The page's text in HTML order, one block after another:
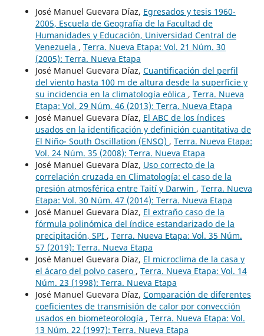
José Manuel Guevara Díaz, Egresados y tesis 1960-
2005, Escuela de Geografía de la Facultad de
Humanidades y Educación, Universidad Central de
Venezuela , Terra. Nueva Etapa: Vol. 21 Núm. 30
(2005): Terra. Nueva Etapa
José Manuel Guevara Díaz, Cuantificación del perfil
del viento hasta 100 m de altura desde la superficie y
su incidencia en la climatología eólica , Terra. Nueva
Etapa: Vol. 29 Núm. 46 (2013): Terra. Nueva Etapa
José Manuel Guevara Díaz, El ABC de los índices
usados en la identificación y definición cuantitativa de
El Niño- South Oscillation (ENSO) , Terra. Nueva Etapa:
Vol. 24 Núm. 35 (2008): Terra. Nueva Etapa
José Manuel Guevara Díaz, Uso correcto de la
correlación cruzada en Climatología: el caso de la
presión atmosférica entre Taití y Darwin , Terra. Nueva
Etapa: Vol. 30 Núm. 47 (2014): Terra. Nueva Etapa
José Manuel Guevara Díaz, El extraño caso de la
fórmula polinómica del índice estandarizado de la
precipitación, SPI , Terra. Nueva Etapa: Vol. 35 Núm.
57 (2019): Terra. Nueva Etapa
José Manuel Guevara Díaz, El microclima de la casa y
el ácaro del polvo casero , Terra. Nueva Etapa: Vol. 14
Núm. 23 (1998): Terra. Nueva Etapa
José Manuel Guevara Díaz, Comparación de diferentes
coeficientes de transmisión de calor por convección
usados en biometeorología , Terra. Nueva Etapa: Vol.
13 Núm. 22 (1997): Terra. Nueva Etapa